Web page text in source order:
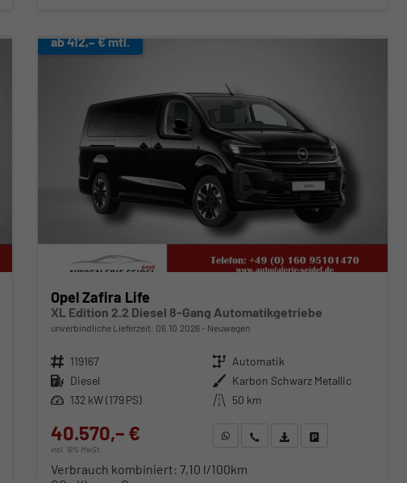
ab 412,– € mtl.
Opel Zafira Life
XL Edition 2.2 Diesel 8-Gang Automatikgetriebe
unverbindliche Lieferzeit: 06.10.2026 Neuwagen
Fahrzeugnr. 119167 Getriebe Automatik
Kraftstoff Diesel Außenfarbe Karbon Schwarz Metallic
Leistung 132 kW (179 PS) Kilometerstand 50 km
40.570,– €
incl. 19% MwSt.
WhatsApp anfragen
Wir rufen Sie anFahrzeugexposé (PDF)
Fahrzeug parken
Verbrauch kombiniert: 7,10 l/100km